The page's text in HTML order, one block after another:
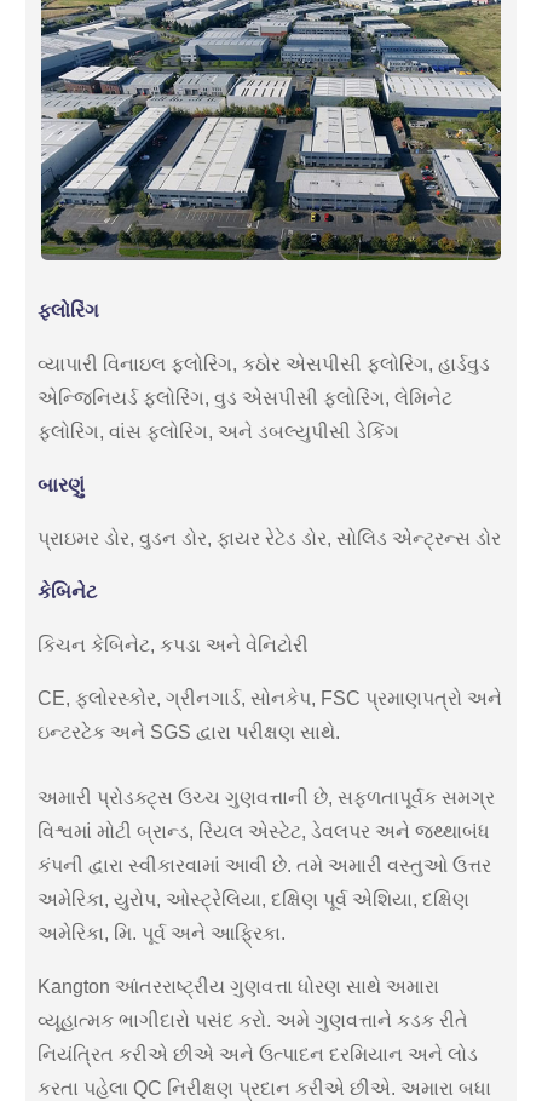
ફ્લોરિંગ
વ્યાપારી વિનાઇલ ફ્લોરિંગ, કઠોર એસપીસી ફ્લોરિંગ, હાર્ડવુડ
એન્જિનિયર્ડ ફ્લોરિંગ, વુડ એસપીસી ફ્લોરિંગ, લેમિનેટ
ફ્લોરિંગ, વાંસ ફ્લોરિંગ, અને ડબલ્યુપીસી ડેકિંગ
બારણું
પ્રાઇમર ડોર, વુડન ડોર, ફાયર રેટેડ ડોર, સોલિડ એન્ટ્રન્સ ડોર
કેબિનેટ
કિચન કેબિનેટ, કપડા અને વેનિટોરી
CE, ફ્લોરસ્કોર, ગ્રીનગાર્ડ, સોનકેપ, FSC પ્રમાણપત્રો અને
ઇન્ટરટેક અને SGS દ્વારા પરીક્ષણ સાથે.
અમારી પ્રોડક્ટ્સ ઉચ્ચ ગુણવત્તાની છે, સફળતાપૂર્વક સમગ્ર
વિશ્વમાં મોટી બ્રાન્ડ, રિયલ એસ્ટેટ, ડેવલપર અને જથ્થાબંધ
કંપની દ્વારા સ્વીકારવામાં આવી છે. તમે અમારી વસ્તુઓ ઉત્તર
અમેરિકા, યુરોપ, ઓસ્ટ્રેલિયા, દક્ષિણ પૂર્વ એશિયા, દક્ષિણ
અમેરિકા, મિ. પૂર્વ અને આફ્રિકા.
Kangton આંતરરાષ્ટ્રીય ગુણવત્તા ધોરણ સાથે અમારા
વ્યૂહાત્મક ભાગીદારો પસંદ કરો. અમે ગુણવત્તાને કડક રીતે
નિયંત્રિત કરીએ છીએ અને ઉત્પાદન દરમિયાન અને લોડ
કરતા પહેલા QC નિરીક્ષણ પ્રદાન કરીએ છીએ. અમારા બધા